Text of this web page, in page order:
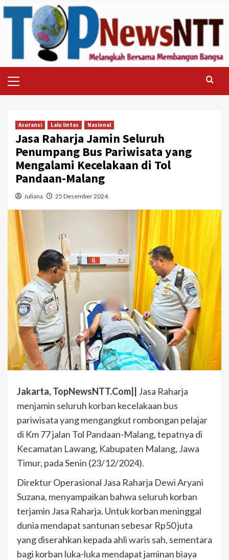
Skip
to
Menu
Asuransi Lalu lintas Nasional
Jasa Raharja Jamin Seluruh
Penumpang Bus Pariwisata yang
Mengalami Kecelakaan di Tol
Pandaan-Malang
Juliana 25 Desember 2024
Jakarta, TopNewsNTT.Com|| Jasa Raharja
menjamin seluruh korban kecelakaan bus
pariwisata yang mengangkut rombongan pelajar
di Km 77 jalan Tol Pandaan-Malang, tepatnya di
Kecamatan Lawang, Kabupaten Malang, Jawa
Timur, pada Senin (23/12/2024).
Direktur Operasional Jasa Raharja Dewi Aryani
Suzana, menyampaikan bahwa seluruh korban
terjamin Jasa Raharja. Untuk korban meninggal
dunia mendapat santunan sebesar Rp50 juta
yang diserahkan kepada ahli waris sah, sementara
bagi korban luka-luka mendapat jaminan biaya